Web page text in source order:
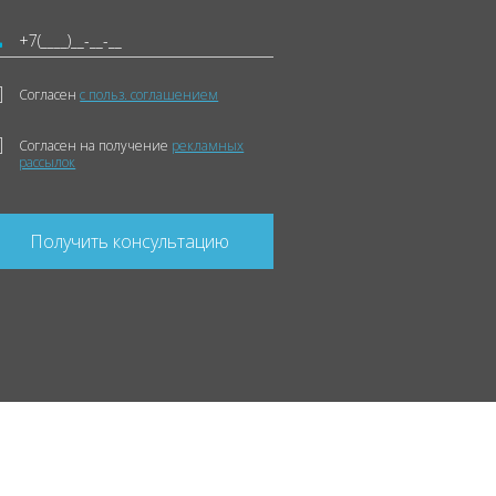
Согласенс польз. соглашением
Согласен на получение рекламных
рассылок
Получить консультацию